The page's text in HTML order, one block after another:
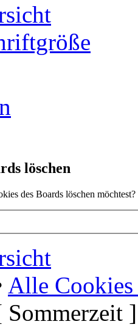
löschen
des Boards löschen möchtest?
Alle Cookies
]